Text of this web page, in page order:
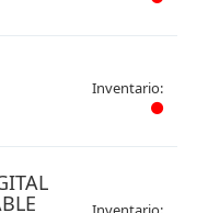
Inventario: